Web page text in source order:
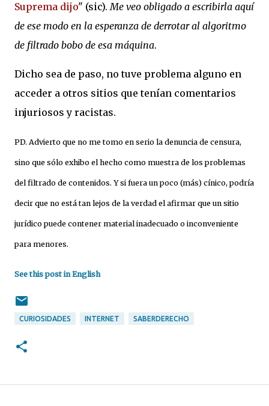
Suprema dijo" (sic).Me veo obligado a escribirla aquí
de ese modo en la esperanza de derrotar al algoritmo
de filtrado bobo de esa máquina.
Dicho sea de paso, no tuve problema alguno en
acceder a otros sitios que tenían comentarios
injuriosos y racistas.
PD. Advierto que no me tomo en serio la denuncia de censura,
sino que sólo exhibo el hecho como muestra de los problemas
del filtrado de contenidos. Y si fuera un poco (más) cínico, podría
decir que no está tan lejos de la verdad el afirmar que un sitio
jurídico puede contener material inadecuado o inconveniente
para menores.
See this post in English
CURIOSIDADES INTERNET SABERDERECHO